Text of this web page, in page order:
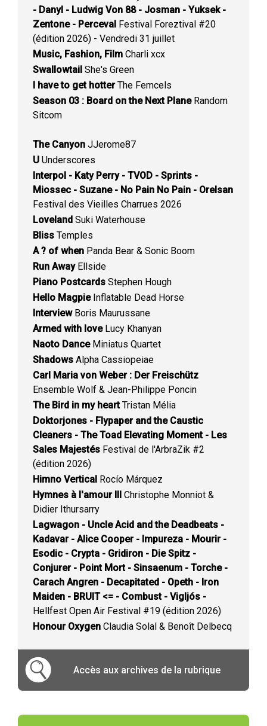
- Danyl - Ludwig Von 88 - Josman - Yuksek -
Zentone - Perceval Festival Foreztival #20
(édition 2026) - Vendredi 31 juillet
Music, Fashion, Film Charli xcx
Swallowtail She's Green
I have to get hotterThe Femcels
Season 03 : Board on the Next PlaneRandom
Sitcom
The Canyon JJerome87
U Underscores
Interpol - Katy Perry - TVOD - Sprints -
Miossec - Suzane - No Pain No Pain - Orelsan
Festival des Vieilles Charrues 2026
Loveland Suki Waterhouse
Bliss Temples
A ? of when Panda Bear & Sonic Boom
Run AwayEllside
Piano Postcards Stephen Hough
Hello MagpieInflatable Dead Horse
InterviewBoris Maurussane
Armed with loveLucy Khanyan
Naoto DanceMiniatus Quartet
Shadows Alpha Cassiopeiae
Carl Maria von Weber : Der Freischütz
Ensemble Wolf & Jean-Philippe Poncin
The Bird in my heartTristan Mélia
Doktorjones - Flypaper and the Caustic
Cleaners - The Toad Elevating Moment - Les
Sales Majestés Festival de l'ArbraZik #2
(édition 2026)
Himno Vertical Rocío Márquez
Hymnes à l'amour III Christophe Monniot &
Didier Ithursarry
Lagwagon - Uncle Acid and the Deadbeats -
Kadavar - Alice Cooper - Impureza - Mourir -
Esodic - Crypta - Gridiron - Die Spitz -
Conjurer - Point Mort - Sinsaenum - Torche -
Carach Angren - Decapitated - Opeth - Iron
Maiden - BRUIT <= - Combust - Vigljós -
Hellfest Open Air Festival #19 (édition 2026)
Honour Oxygen Claudia Solal & Benoît Delbecq
Accès aux archives de la rubrique